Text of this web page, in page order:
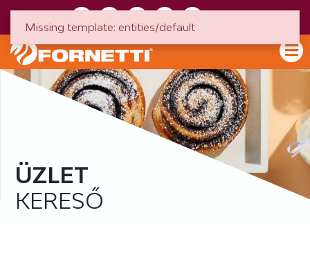
ÜZLET
KERESŐ
Missing template: entities/default